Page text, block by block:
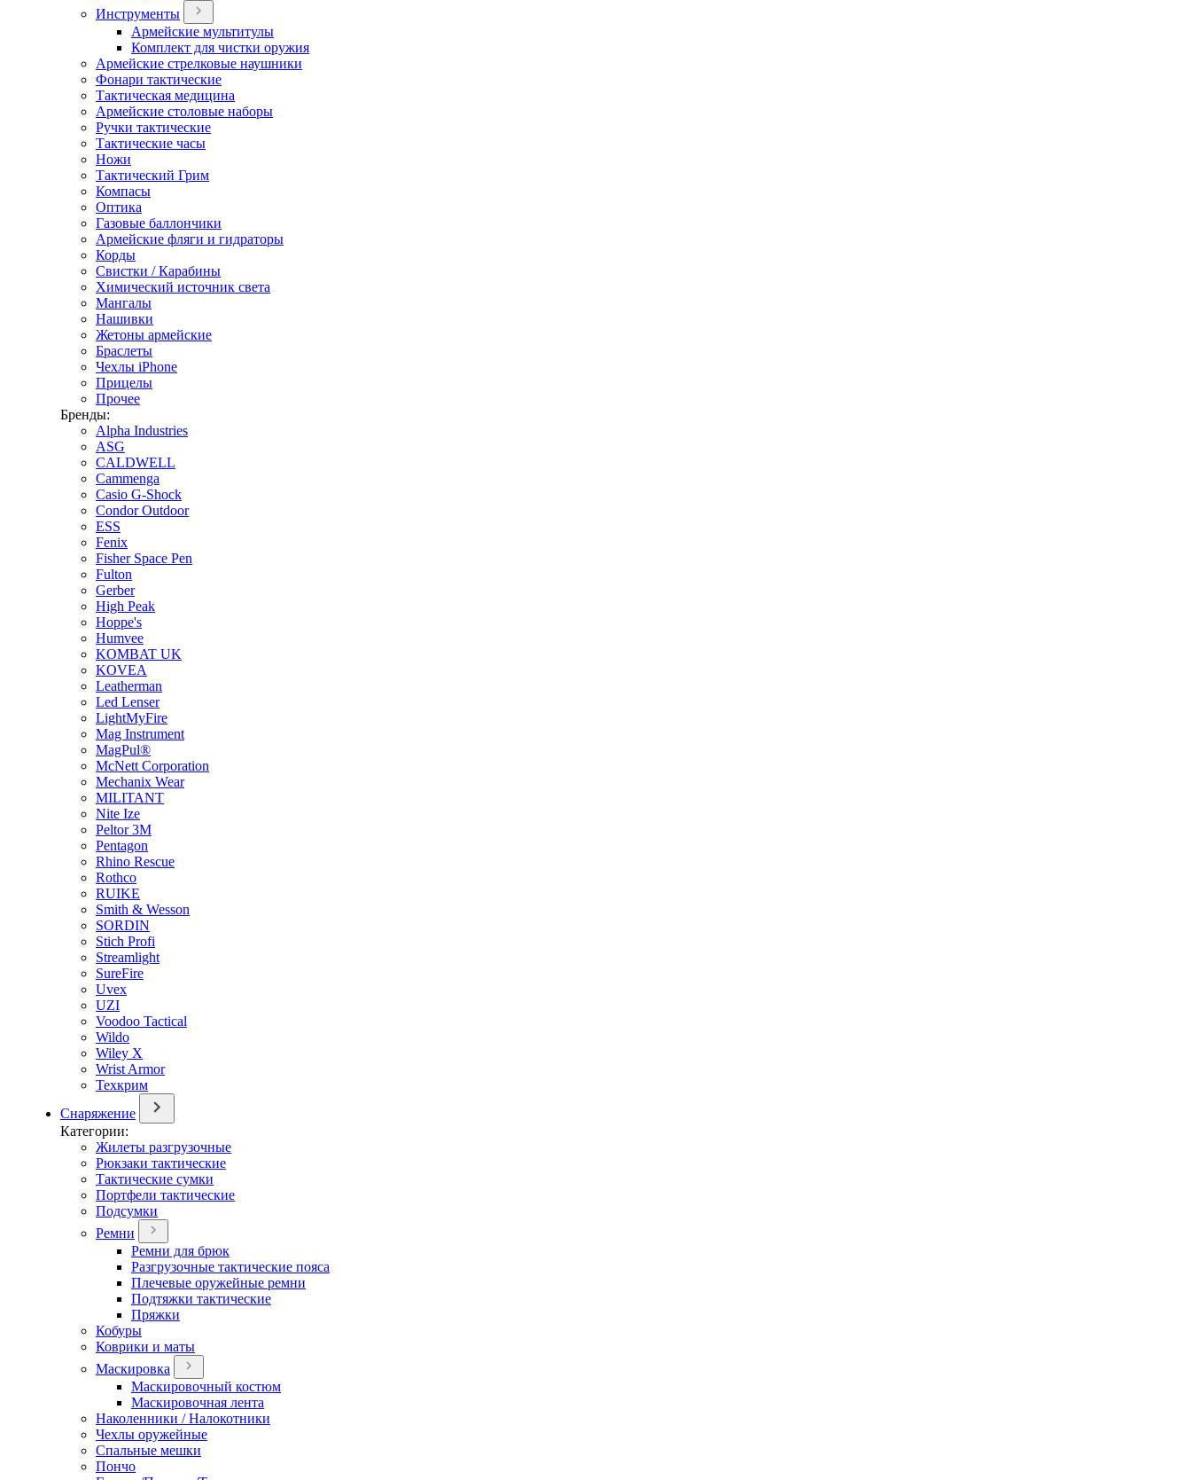
Инструменты
Армейские мультитулы
Комплект для чистки оружия
Армейские стрелковые наушники
Фонари тактические
Тактическая медицина
Армейские столовые наборы
Ручки тактические
Тактические часы
Ножи
Тактический Грим
Компасы
Оптика
Газовые баллончики
Армейские фляги и гидраторы
Корды
Свистки / Карабины
Химический источник света
Мангалы
Нашивки
Жетоны армейские
Браслеты
Чехлы iPhone
Прицелы
Прочее
Бренды:
Alpha Industries
ASG
CALDWELL
Cammenga
Casio G-Shock
Condor Outdoor
ESS
Fenix
Fisher Space Pen
Fulton
Gerber
High Peak
Hoppe's
Humvee
KOMBAT UK
KOVEA
Leatherman
Led Lenser
LightMyFire
Mag Instrument
MagPul®
McNett Corporation
Mechanix Wear
MILITANT
Nite Ize
Peltor 3M
Pentagon
Rhino Rescue
Rothco
RUIKE
Smith & Wesson
SORDIN
Stich Profi
Streamlight
SureFire
Uvex
UZI
Voodoo Tactical
Wildo
Wiley X
Wrist Armor
Техкрим
Снаряжение
Категории:
Жилеты разгрузочные
Рюкзаки тактические
Тактические сумки
Портфели тактические
Подсумки
Ремни
Ремни для брюк
Разгрузочные тактические пояса
Плечевые оружейные ремни
Подтяжки тактические
Пряжки
Кобуры
Коврики и маты
Маскировка
Маскировочный костюм
Маскировочная лента
Наколенники / Налокотники
Чехлы оружейные
Спальные мешки
Пончо